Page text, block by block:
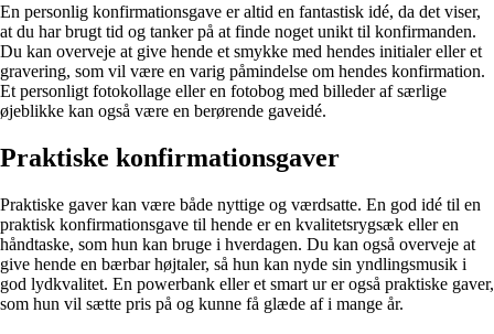
En personlig konfirmationsgave er altid en fantastisk idé, da det viser,
at du har brugt tid og tanker på at finde noget unikt til konfirmanden.
Du kan overveje at give hende et smykke med hendes initialer eller et
gravering, som vil være en varig påmindelse om hendes konfirmation.
Et personligt fotokollage eller en fotobog med billeder af særlige
øjeblikke kan også være en berørende gaveidé.
Praktiske konfirmationsgaver
Praktiske gaver kan være både nyttige og værdsatte. En god idé til en
praktisk konfirmationsgave til hende er en kvalitetsrygsæk eller en
håndtaske, som hun kan bruge i hverdagen. Du kan også overveje at
give hende en bærbar højtaler, så hun kan nyde sin yndlingsmusik i
god lydkvalitet. En powerbank eller et smart ur er også praktiske gaver,
som hun vil sætte pris på og kunne få glæde af i mange år.